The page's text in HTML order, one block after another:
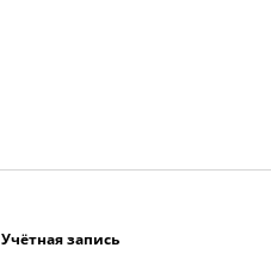
Учётная запись